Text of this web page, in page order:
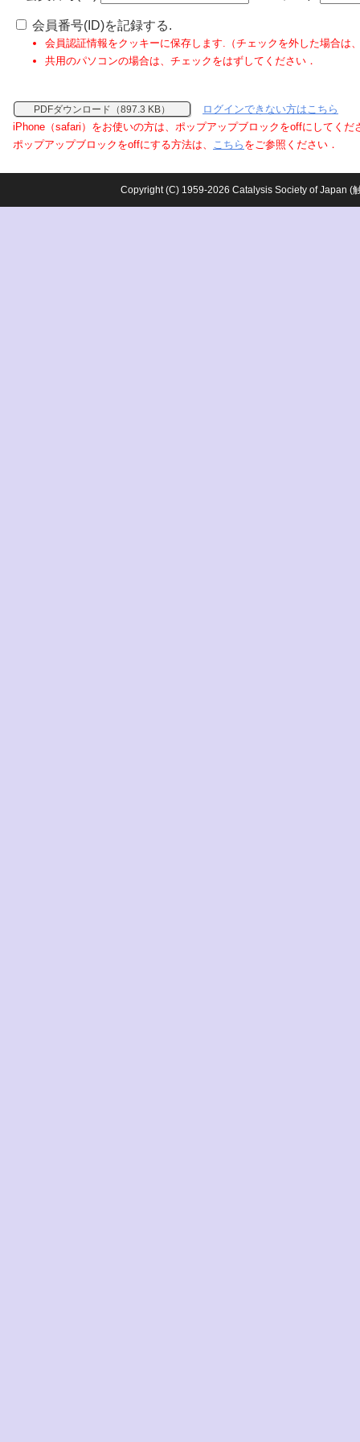
会員番号(ID)を記録する.
会員認証情報をクッキーに保存します.（チェックを外した場合は
共用のパソコンの場合は、チェックをはずしてください．
PDFダウンロード（897.3 KB）
ログインできない方はこちら
iPhone（safari）をお使いの方は、ポップアップブロックをoffにしてくだ
ポップアップブロックをoffにする方法は、 こちら をご参照ください．
Copyright (C) 1959-2026 Catalysis Society of Japan (